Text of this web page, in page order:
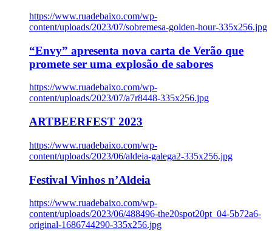
https://www.ruadebaixo.com/wp-
content/uploads/2023/07/sobremesa-golden-hour-335x256.jpg
“Envy” apresenta nova carta de Verão que
promete ser uma explosão de sabores
https://www.ruadebaixo.com/wp-
content/uploads/2023/07/a7r8448-335x256.jpg
ARTBEERFEST 2023
https://www.ruadebaixo.com/wp-
content/uploads/2023/06/aldeia-galega2-335x256.jpg
Festival Vinhos n’Aldeia
https://www.ruadebaixo.com/wp-
content/uploads/2023/06/488496-the20spot20pt_04-5b72a6-
original-1686744290-335x256.jpg